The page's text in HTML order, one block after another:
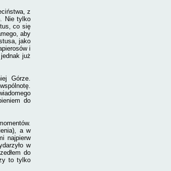
z
Nie tylko
co się
aby
jako
i
już
Górze.
do
a w
najpierw
w
do
to tylko